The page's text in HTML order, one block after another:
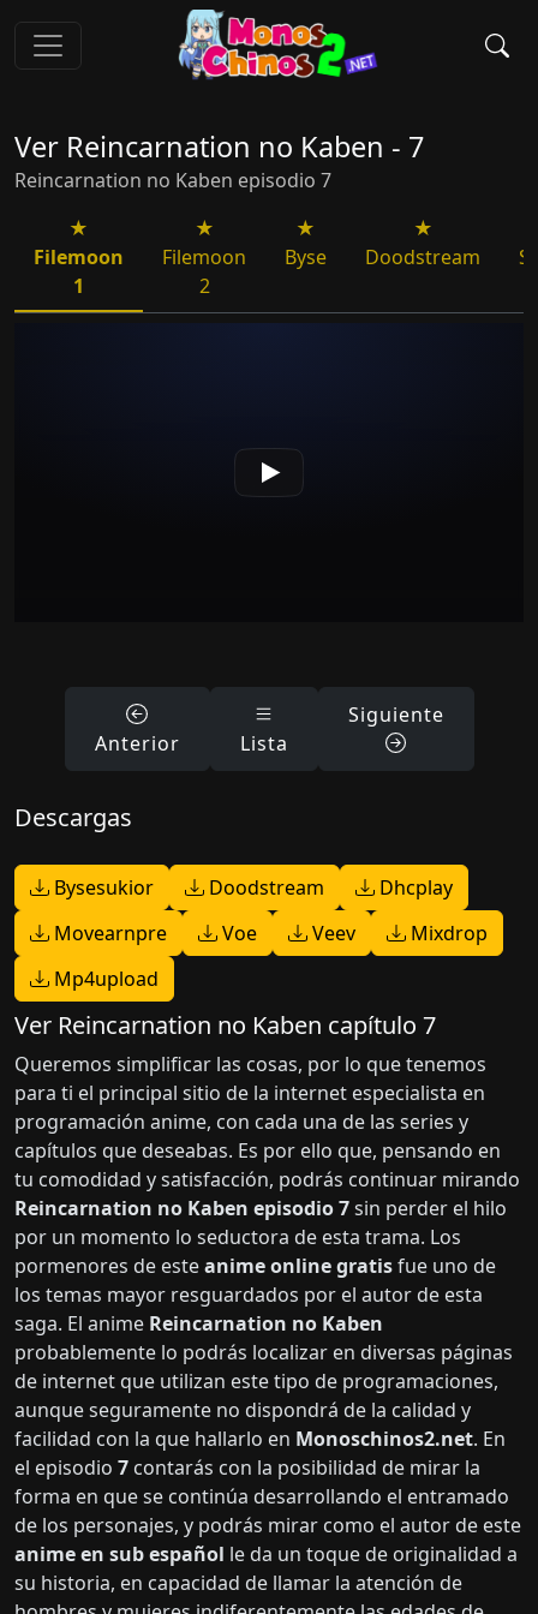
Ver Reincarnation no Kaben - 7
Reincarnation no Kaben episodio 7
Filemoon
1
Filemoon
2
Byse Doodstream
Anterior Lista
Siguiente
Descargas
Bysesukior Doodstream
Dhcplay
Movearnpre
Voe Veev
Mixdrop
Mp4upload
Ver Reincarnation no Kaben capítulo 7
Queremos simplificar las cosas, por lo que tenemos
para ti el principal sitio de la internet especialista en
programación anime, con cada una de las series y
capítulos que deseabas. Es por ello que, pensando en
tu comodidad y satisfacción, podrás continuar mirando
Reincarnation no Kaben episodio 7sin perder el hilo
por un momento lo seductora de esta trama. Los
pormenores de esteanime online gratisfue uno de
los temas mayor resguardados por el autor de esta
saga. El anime Reincarnation no Kaben
probablemente lo podrás localizar en diversas páginas
de internet que utilizan este tipo de programaciones,
aunque seguramente no dispondrá de la calidad y
facilidad con la que hallarlo en Monoschinos2.net. En
el episodio 7 contarás con la posibilidad de mirar la
forma en que se continúa desarrollando el entramado
de los personajes, y podrás mirar como el autor de este
anime en sub español le da un toque de originalidad a
su historia, en capacidad de llamar la atención de